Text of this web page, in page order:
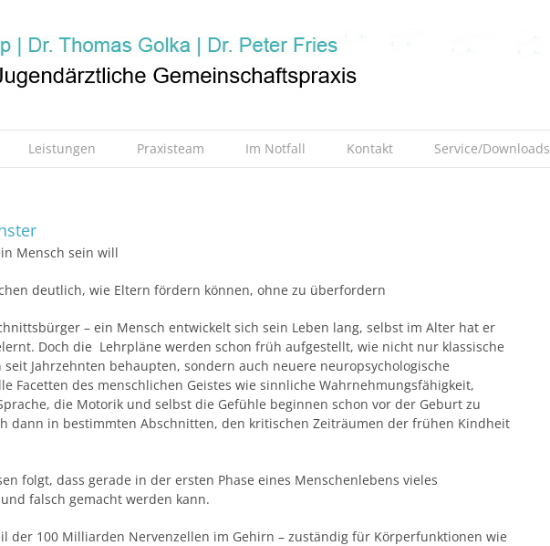
Leistungen Praxisteam Im Notfall Kontakt Service/Downloads
Mensch sein will
deutlich, wie Eltern fördern können, ohne zu überfordern
– ein Mensch entwickelt sich sein Leben lang, selbst im Alter hat er
Doch die Lehrpläne werden schon früh aufgestellt, wie nicht nur klassische
seit Jahrzehnten behaupten, sondern auch neuere neuropsychologische
Facetten des menschlichen Geistes wie sinnliche Wahrnehmungsfähigkeit,
die Motorik und selbst die Gefühle beginnen schon vor der Geburt zu
dann in bestimmten Abschnitten, den kritischen Zeiträumen der frühen Kindheit
folgt, dass gerade in der ersten Phase eines Menschenlebens vieles
falsch gemacht werden kann.
der 100 Milliarden Nervenzellen im Gehirn – zuständig für Körperfunktionen wie